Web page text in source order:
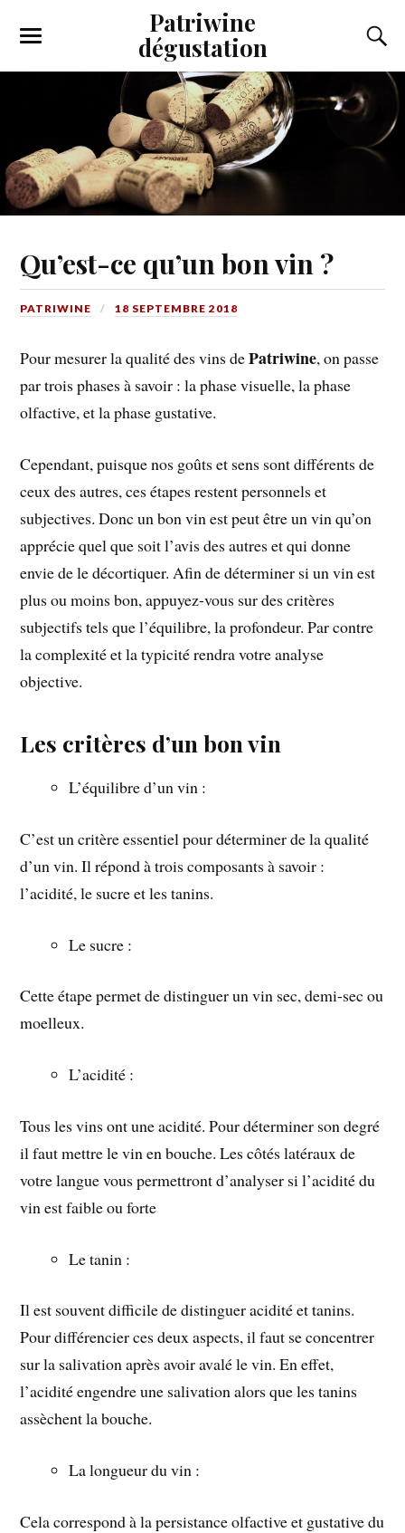
Patriwine
dégustation
Qu’est-ce qu’un bon vin ?
PATRIWINE 18 SEPTEMBRE 2018
Pour mesurer la qualité des vins dePatriwine, on passe
par trois phases à savoir : la phase visuelle, la phase
olfactive, et la phase gustative.
Cependant, puisque nos goûts et sens sont différents de
ceux des autres, ces étapes restent personnels et
subjectives. Donc un bon vin est peut être un vin qu’on
apprécie quel que soit l’avis des autres et qui donne
envie de le décortiquer. Afin de déterminer si un vin est
plus ou moins bon, appuyez-vous sur des critères
subjectifs tels que l’équilibre, la profondeur. Par contre
la complexité et la typicité rendra votre analyse
objective.
Les critères d’un bon vin
L’équilibre d’un vin :
C’est un critère essentiel pour déterminer de la qualité
d’un vin. Il répond à trois composants à savoir :
l’acidité, le sucre et les tanins.
Le sucre :
Cette étape permet de distinguer un vin sec, demi-sec ou
moelleux.
L’acidité :
Tous les vins ont une acidité. Pour déterminer son degré
il faut mettre le vin en bouche. Les côtés latéraux de
votre langue vous permettront d’analyser si l’acidité du
vin est faible ou forte
Le tanin :
Il est souvent difficile de distinguer acidité et tanins.
Pour différencier ces deux aspects, il faut se concentrer
sur la salivation après avoir avalé le vin. En effet,
l’acidité engendre une salivation alors que les tanins
assèchent la bouche.
La longueur du vin :
Cela correspond à la persistance olfactive et gustative du